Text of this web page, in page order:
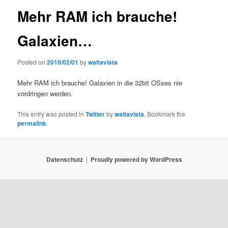
Mehr RAM ich brauche!
Galaxien…
Posted on2010/02/01 bywaltavista
Mehr RAM ich brauche! Galaxien in die 32bit OSses nie
vordringen werden.
This entry was posted inTwitterbywaltavista. Bookmark the
permalink.
Datenschutz Proudly powered by WordPress